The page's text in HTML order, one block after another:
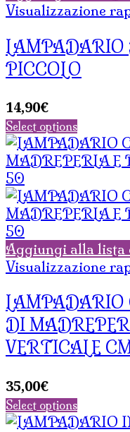
Visualizzazione
LAMPADARIO
PICCOLO
14,90€
Select options
Aggiungi alla lista
Visualizzazione
LAMPADARIO
DI
VERTICALE
35,00€
Select options